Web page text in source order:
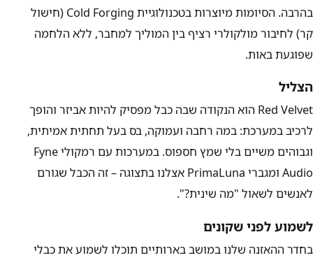
בהרבה. הסיומות מיוצרות בטכנולוגיית Cold Forging (חישול
קר) לחיבור מולקולרי רציף בין המוליך למחבר, ללא הלחמה
שפוגעת באות.
הצליל
Red Velvet הוא הנקודה שבה כבל מפסיק להיות אביזר והופך
לרכיב במערכת: במה רחבה ועמוקה, בס בעל תחתית אמיתית,
וגבוהים משיים בלי שמץ חספוס. במערכות עם רמקולי Fyne
Audio ומגברי PrimaLuna אצלנו בתצוגה – זה הכבל שגורם
לאנשים לשאול "מה שינית?".
לשמוע לפני שקונים
בחדר ההאזנה שלנו במושב בארותיים תוכלו לשמוע את כבלי